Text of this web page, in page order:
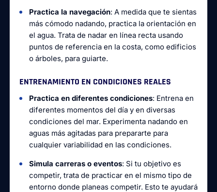
Practica la navegación: A medida que te sientas
más cómodo nadando, practica la orientación en
el agua. Trata de nadar en línea recta usando
puntos de referencia en la costa, como edificios
o árboles, para guiarte.
ENTRENAMIENTO EN CONDICIONES REALES
Practica en diferentes condiciones: Entrena en
diferentes momentos del día y en diversas
condiciones del mar. Experimenta nadando en
aguas más agitadas para prepararte para
cualquier variabilidad en las condiciones.
Simula carreras o eventos: Si tu objetivo es
competir, trata de practicar en el mismo tipo de
entorno donde planeas competir. Esto te ayudará